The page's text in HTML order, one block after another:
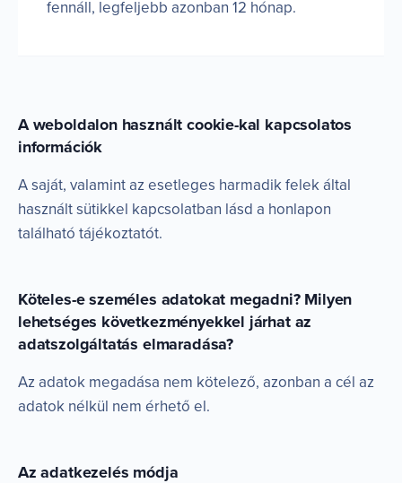
fennáll, legfeljebb azonban 12 hónap.
A weboldalon használt cookie-kal kapcsolatos
információk
A saját, valamint az esetleges harmadik felek által
használt sütikkel kapcsolatban lásd a honlapon
található tájékoztatót.
Köteles-e személes adatokat megadni? Milyen
lehetséges következményekkel járhat az
adatszolgáltatás elmaradása?
Az adatok megadása nem kötelező, azonban a cél az
adatok nélkül nem érhető el.
Az adatkezelés módja